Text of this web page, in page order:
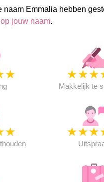
naam Emmalia hebben
jouw naam.
★ ★★★
Makkelijk te
★ ★★★